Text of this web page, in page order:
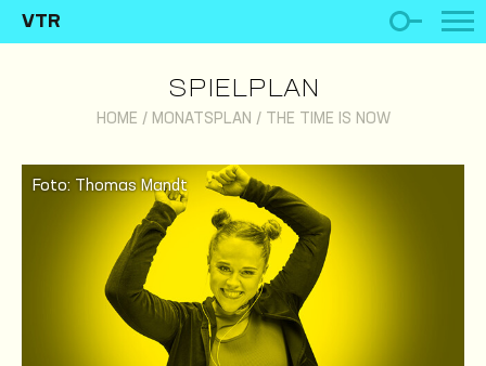
VTR
SPIELPLAN
HOME / MONATSPLAN / THE TIME IS NOW
Foto: Thomas Mandt